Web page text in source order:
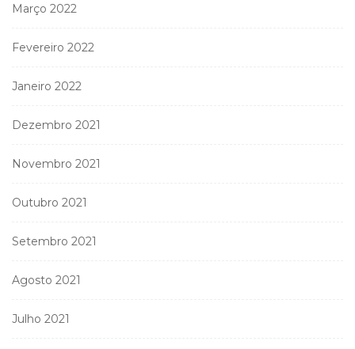
Março 2022
Fevereiro 2022
Janeiro 2022
Dezembro 2021
Novembro 2021
Outubro 2021
Setembro 2021
Agosto 2021
Julho 2021